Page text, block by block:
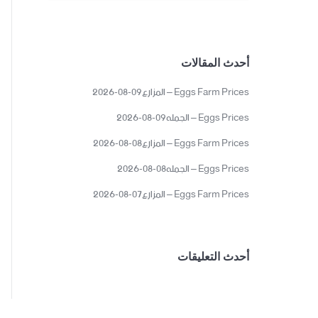
أحدث المقالات
Eggs Farm Prices – المزارع09-08-2026
Eggs Prices – الجمله09-08-2026
Eggs Farm Prices – المزارع08-08-2026
Eggs Prices – الجمله08-08-2026
Eggs Farm Prices – المزارع07-08-2026
أحدث التعليقات